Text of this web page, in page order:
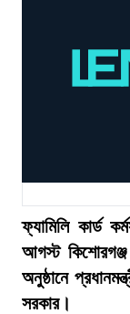
ফ্যামিলি কার্ড
আগস্ট
অনুষ্ঠানে
সরকার।